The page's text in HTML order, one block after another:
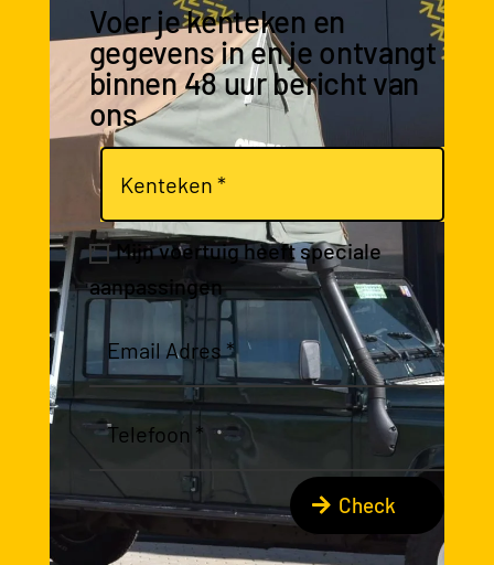
Voer je kenteken en
gegevens in en je ontvangt
binnen 48 uur bericht van
ons
Mijn voertuig heeft speciale
aanpassingen
Check